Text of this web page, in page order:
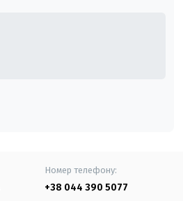
Номер телефону:
+38 044 390 5077